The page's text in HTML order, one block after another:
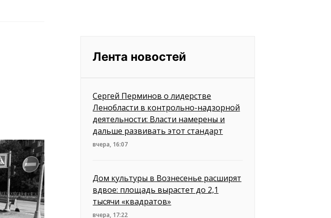
Лента новостей
Сергей Перминов о лидерстве
Ленобласти в контрольно-надзорной
деятельности: Власти намерены и
дальше развивать этот стандарт
вчера, 16:07
Дом культуры в Вознесенье расширят
вдвое: площадь вырастет до 2,1
тысячи «квадратов»
вчера, 17:22